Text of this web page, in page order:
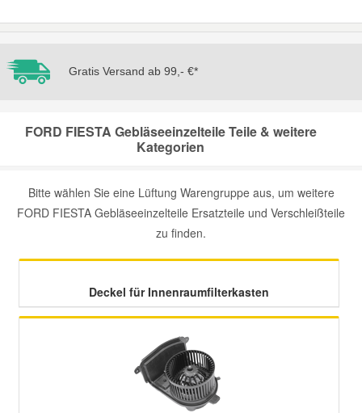
Gratis Versand ab 99,- €*
FORD FIESTA Gebläseeinzelteile Teile & weitere
Kategorien
Bitte wählen Sie eine Lüftung Warengruppe aus, um weitere
FORD FIESTA Gebläseeinzelteile Ersatzteile und Verschleißteile
zu finden.
Deckel für Innenraumfilterkasten
Mazda Ersatzteile
Mercedes Ersatzteile
Mini Ersatzteile
Nissan Ersatzteile
Seat Ersatzteile
Skoda Ersatzteile